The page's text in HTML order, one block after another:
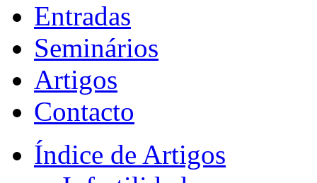
Entradas
Seminários
Artigos
Contacto
Índice de Artigos